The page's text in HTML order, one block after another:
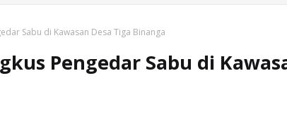
Sabu di Kawasan Desa Tiga Binanga
Pengedar Sabu di